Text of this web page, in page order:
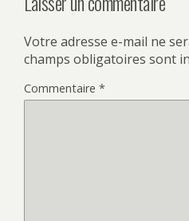
Votre adresse e-mail ne
champs obligatoires sont
Commentaire *